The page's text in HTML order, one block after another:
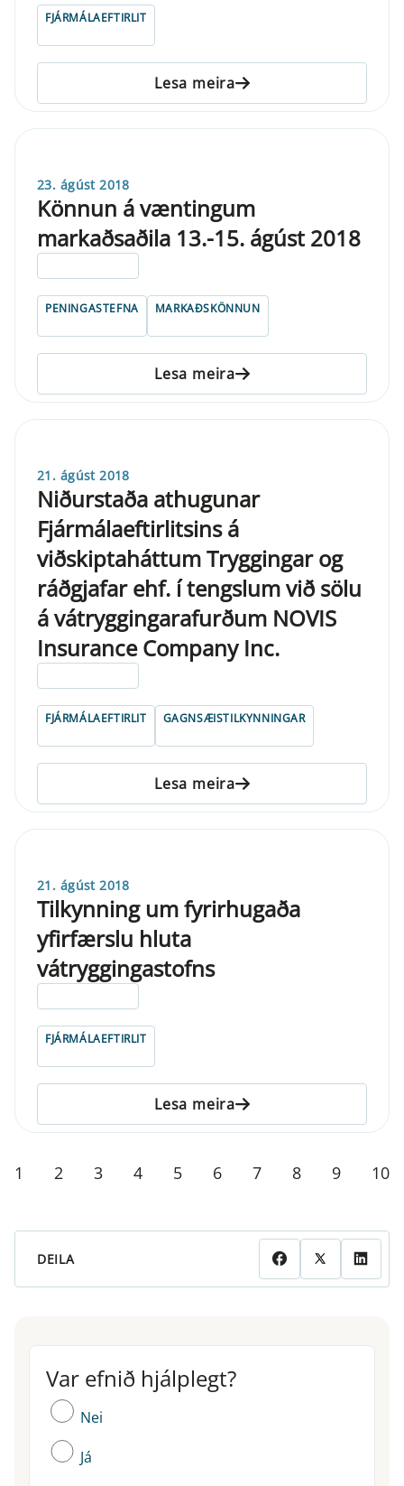
FJÁRMÁLAEFTIRLIT
Lesa meira
23. ágúst 2018
Könnun á væntingum
markaðsaðila 13.-15. ágúst 2018
PENINGASTEFNA MARKAÐSKÖNNUN
Lesa meira
21. ágúst 2018
Niðurstaða athugunar
Fjármálaeftirlitsins á
viðskiptaháttum Tryggingar og
ráðgjafar ehf. í tengslum við sölu
á vátryggingarafurðum NOVIS
Insurance Company Inc.
FJÁRMÁLAEFTIRLIT GAGNSÆISTILKYNNINGAR
Lesa meira
21. ágúst 2018
Tilkynning um fyrirhugaða
yfirfærslu hluta
vátryggingastofns
FJÁRMÁLAEFTIRLIT
Lesa meira
1 2 3 4 5 6 7 8 9 10
DEILA
Var efnið hjálplegt?
Var efnið hjálplegt?
Nei
Já